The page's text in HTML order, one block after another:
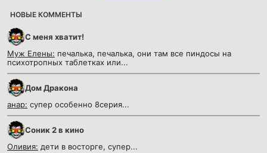
НОВЫЕ КОММЕНТЫ
С меня хватит!
Муж Елены: печалька, печалька, они там все пиндосы на
психотропных таблетках или...
Дом Дракона
анар: супер особенно 8серия...
Соник 2 в кино
Оливия: дети в восторге, супер...